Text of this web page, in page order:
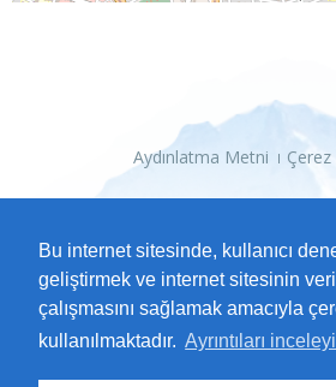
Bu internet sitesinde, kullanıcı
geliştirmek ve internet sitesinin
çalışmasını sağlamak amacıyla
kullanılmaktadır. Ayrıntıları
Aydınlatma Metni Çerez